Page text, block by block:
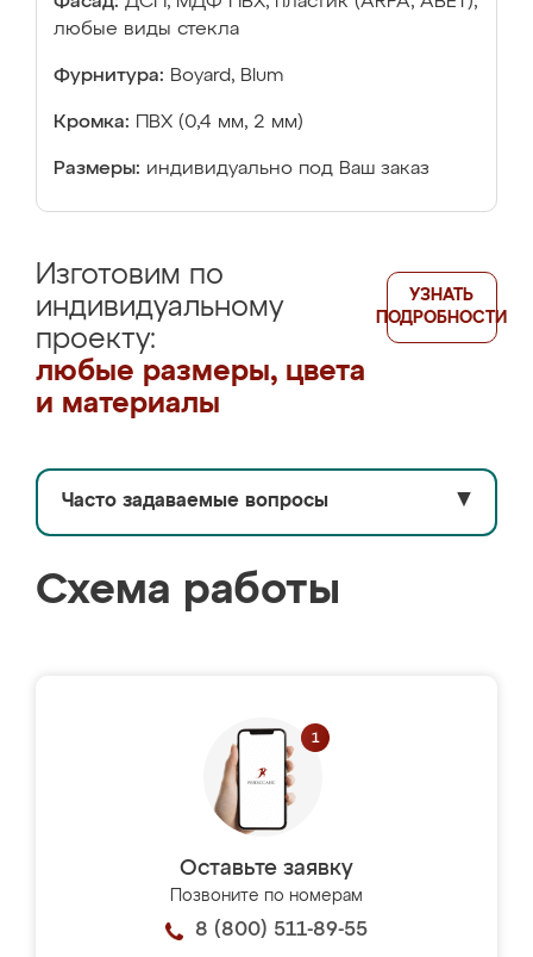
любые виды стекла
Фурнитура: Boyard, Blum
Кромка: ПВХ (0,4 мм, 2 мм)
Размеры: индивидуально под Ваш заказ
Изготовим по
индивидуальному
проекту:
любые размеры, цвета
и материалы
УЗНАТЬ
ПОДРОБНОСТИ
Часто задаваемые вопросы ▼
Схема работы
Оставьте заявку
Позвоните по номерам
8 (800) 511-89-55